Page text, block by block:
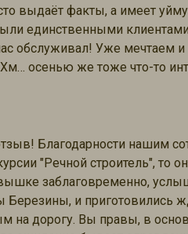
выдаёт факты, а имеет
единственными клиентами
обслуживал! Уже мечтаем
осенью же тоже что-то
Благодарности нашим
"Речной строитель", то
заблаговременно,
и приготовились
на дорогу. Вы правы, в